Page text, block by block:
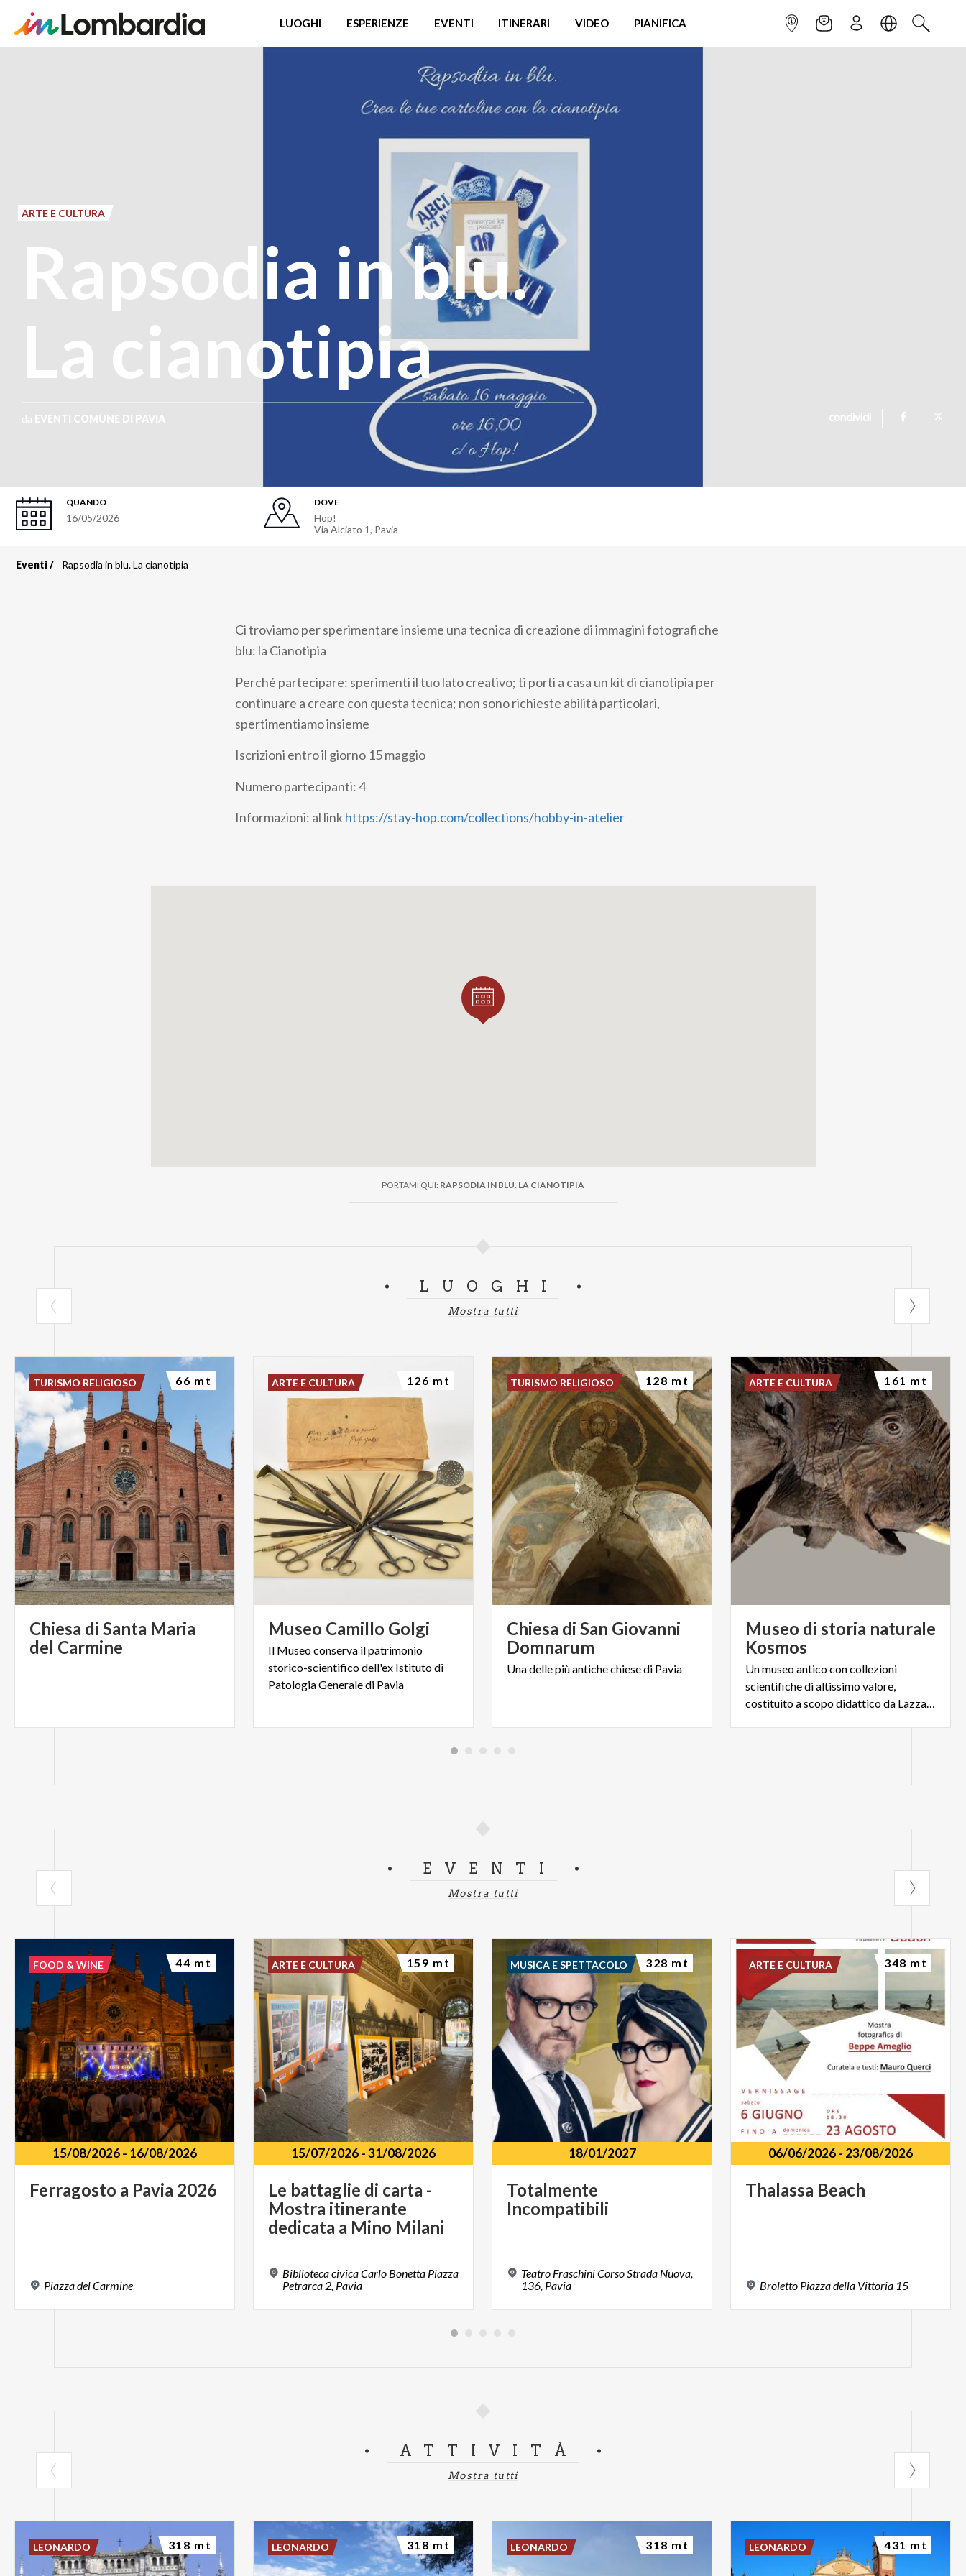
LUOGHI ESPERIENZE EVENTI ITINERARI VIDEO PIANIFICA INFOPOINTNEWSLETTER
ISCRIVITILINGUACERCA
ARTE E CULTURA
Rapsodia in blu.
La cianotipia
da EVENTI COMUNE DI PAVIA condividi
QUANDO
16/05/2026
DOVE
Hop!
Via Alciato 1, Pavia
Briciole
Eventi Rapsodia in blu. La cianotipia
Ci troviamo per sperimentare insieme una tecnica di creazione di immagini fotografiche
blu: la Cianotipia
Perché partecipare: sperimenti il tuo lato creativo; ti porti a casa un kit di cianotipia per
continuare a creare con questa tecnica; non sono richieste abilità particolari,
spertimentiamo insieme
Iscrizioni entro il giorno 15 maggio
Numero partecipanti: 4
Informazioni: al linkhttps://stay-hop.com/collections/hobby-in-atelier
PORTAMI QUI: RAPSODIA IN BLU. LA CIANOTIPIA
LUOGHI
Mostra tutti
Chiesa di Santa Maria
del Carmine
TURISMO RELIGIOSO 66 mt
Museo Camillo Golgi
Il Museo conserva il patrimonio
storico-scientifico dell'ex Istituto di
Patologia Generale di Pavia
ARTE E CULTURA 126 mt
Chiesa di San Giovanni
Domnarum
Unadellepiùantichechiesedi Pavia
TURISMO RELIGIOSO 128 mt
Museo di storia naturale
Kosmos
Un museo antico con collezioni
scientifiche di altissimo valore,
costituito a scopo didattico da Lazzaro Spallanzani nel 1771
ARTE E CULTURA 161 mt
EVENTI
Mostra tutti
15/08/2026- 16/08/2026
Ferragosto a Pavia 2026
PiazzadelCarmine
FOOD & WINE 44 mt
15/07/2026-31/08/2026
Le battaglie di carta -
Mostra itinerante
dedicata a Mino Milani
Biblioteca civica Carlo Bonetta Piazza
Petrarca 2, Pavia
ARTE E CULTURA 159 mt
18/01/2027
Totalmente
Incompatibili
Teatro Fraschini Corso Strada Nuova,
136, Pavia
MUSICA E SPETTACOLO 328 mt
06/06/2026- 23/08/2026
Thalassa Beach
Broletto Piazzadella Vittoria 15
ARTE E CULTURA 348 mt
ATTIVITÀ
Mostra tutti
LEONARDO 318 mt LEONARDO 318 mt LEONARDO 318 mt LEONARDO 431 mt